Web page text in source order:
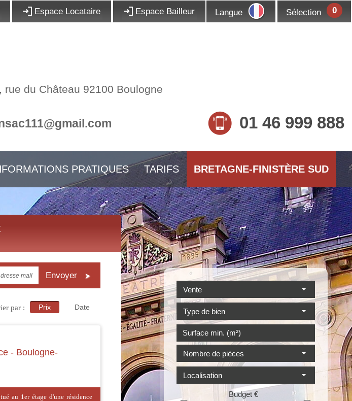
Langue Sélection 0
Espace Bailleur
Espace Locataire
rue du Château 92100 Boulogne
01 46 999 888
PRATIQUES TARIFS BRETAGNE-FINISTÈRE SUD
Vente
Type de bien
Nombre de pièces
Localisation
Budget €
Envoyer
par : Prix Date
- Boulogne-
au 1er étage d'une résidence